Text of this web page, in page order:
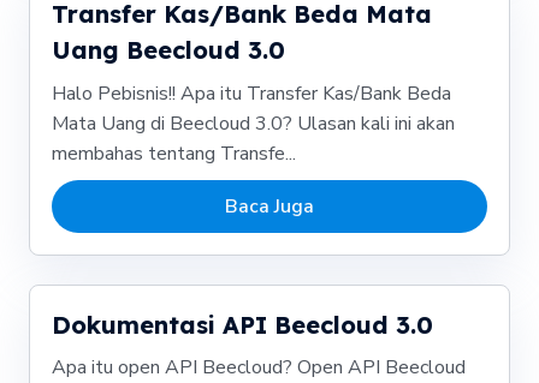
Transfer Kas/Bank Beda Mata
Uang Beecloud 3.0
Halo Pebisnis!! Apa itu Transfer Kas/Bank Beda
Mata Uang di Beecloud 3.0? Ulasan kali ini akan
membahas tentang Transfe...
Baca Juga
Dokumentasi API Beecloud 3.0
Apa itu open API Beecloud? Open API Beecloud